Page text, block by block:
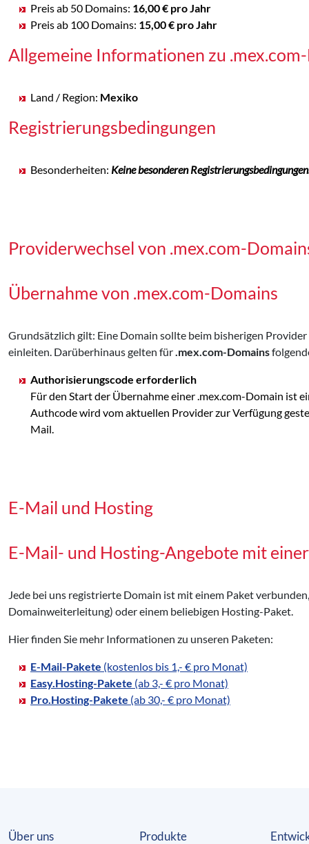
Preis ab 50 Domains: 16,00 € pro Jahr
Preis ab 100 Domains: 15,00 € pro Jahr
Allgemeine Informationen zu
Land / Region: Mexiko
Registrierungsbedingungen
Besonderheiten: Keine besonderen
Providerwechsel von .mex.com-
Übernahme von .mex.com-Domains
Grundsätzlich gilt: Eine Domain sollte beim bisherigen
einleiten. Darüberhinaus gelten für .mex.com-Domains
Authorisierungscode erforderlich
Für den Start der Übernahme einer .mex.com-Domain ist
Authcode wird vom aktuellen Provider zur Verfügung
Mail.
E-Mail und Hosting
E-Mail- und Hosting-Angebote mit
Jede bei uns registrierte Domain ist mit einem Paket
Domainweiterleitung) oder einem beliebigen Hosting-Paket.
Hier finden Sie mehr Informationen zu unseren Paketen:
E-Mail-Pakete (kostenlos bis 1,- € pro Monat)
Easy.Hosting-Pakete (ab 3,- € pro Monat)
Pro.Hosting-Pakete (ab 30,- € pro Monat)
Über uns Produkte